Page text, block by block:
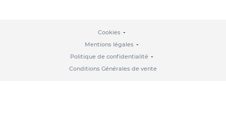
Cookies
Mentions légales
Politique de confidentialité
Conditions Générales de vente